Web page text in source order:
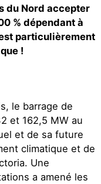
du Nord accepter
% dépendant à
particulièrement
!
le barrage de
et 162,5 MW au
et de sa future
climatique et de
Une
a amené les